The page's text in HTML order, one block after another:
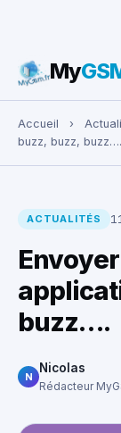
Rechercher :
My
Accueil ›
buzz, buzz, buzz….
ACTUALITÉS
buzz….
N
Nicolas
Rédacteur